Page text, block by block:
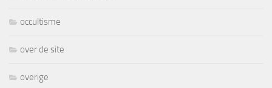
occultisme
over de site
overige